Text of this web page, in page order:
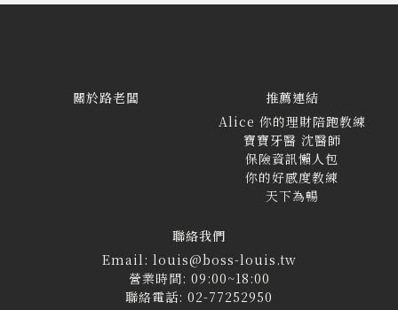
關於路老闆
推薦連結
Alice 你的理財陪跑教練
寶寶牙醫 沈醫師
保險資訊懶人包
你的好感度教練
天下為暢
聯絡我們
Email: louis@boss-louis.tw
營業時間: 09:00~18:00
聯絡電話: 02-77252950